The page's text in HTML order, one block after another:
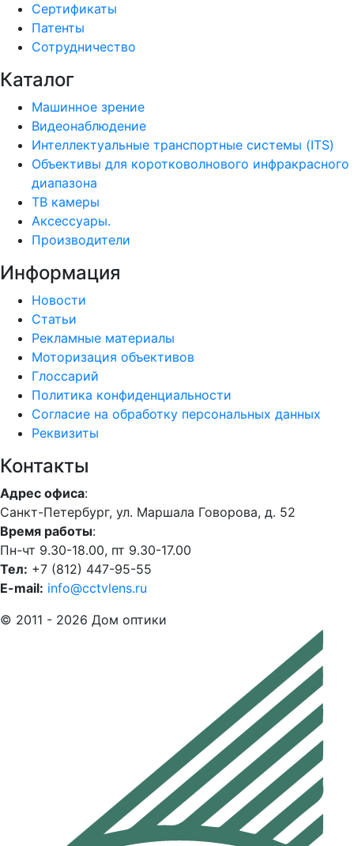
Сертификаты
Патенты
Сотрудничество
Каталог
Машинное зрение
Видеонаблюдение
Интеллектуальные транспортные системы (ITS)
Объективы для коротковолнового инфракрасного
диапазона
ТВ камеры
Аксессуары.
Производители
Информация
Новости
Статьи
Рекламные материалы
Моторизация объективов
Глоссарий
Политика конфиденциальности
Согласие на обработку персональных данных
Реквизиты
Контакты
Адрес офиса:
Санкт-Петербург, ул. Маршала Говорова, д. 52
Время работы:
Пн-чт 9.30-18.00, пт 9.30-17.00
Тел: +7 (812) 447-95-55
E-mail: info@cctvlens.ru
© 2011 - 2026 Дом оптики